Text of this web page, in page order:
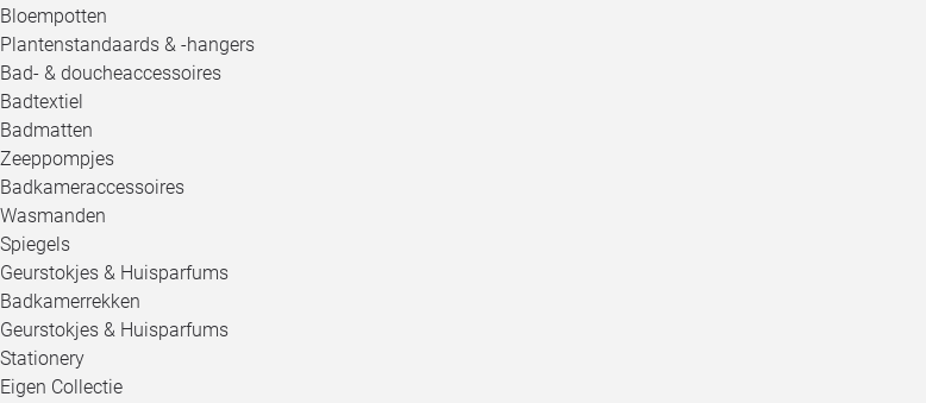
Bloempotten
Plantenstandaards & -hangers
Bad- & doucheaccessoires
Badtextiel
Badmatten
Zeeppompjes
Badkameraccessoires
Wasmanden
Spiegels
Geurstokjes & Huisparfums
Badkamerrekken
Geurstokjes & Huisparfums
Stationery
Eigen Collectie